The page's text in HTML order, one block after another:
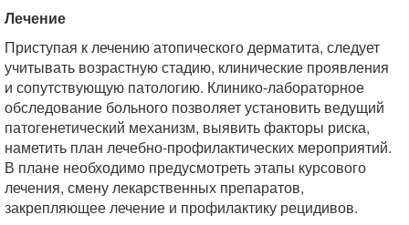
Лечение
Приступая к лечению атопического дерматита, следует
учитывать возрастную стадию, клинические проявления
и сопутствующую патологию. Клинико-лабораторное
обследование больного позволяет установить ведущий
патогенетический механизм, выявить факторы риска,
наметить план лечебно-профилактических мероприятий.
В плане необходимо предусмотреть этапы курсового
лечения, смену лекарственных препаратов,
закрепляющее лечение и профилактику рецидивов.